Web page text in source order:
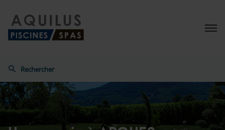
Menu
Rechercher
Aquilus